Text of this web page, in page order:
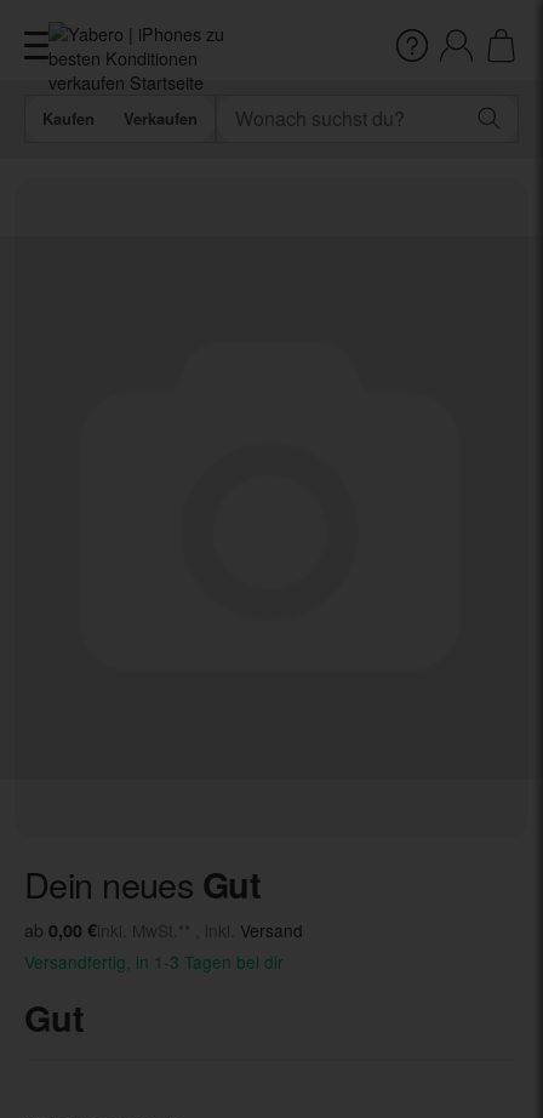
Kaufen Verkaufen
Dein neues Gut
ab 0,00 €inkl. MwSt.** , inkl. Versand
Versandfertig, in 1-3 Tagen bei dir
Gut